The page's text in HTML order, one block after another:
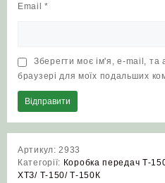
Email*
Зберегти моє ім'я, e-mail, та
браузері для моїх подальших
Артикул: 2933
Категорії: Коробка передач Т-
ХТЗ/ Т-150/ Т-150К